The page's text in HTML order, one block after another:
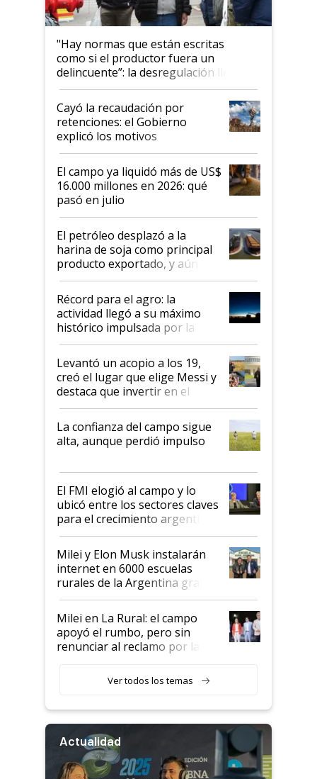
"Hay normas que están escritas
como si el productor fuera un
delincuente”: la desregulación llegó
al Congreso Aapresid y hasta se
habló del financiamiento al IPCVA
Cayó la recaudación por
retenciones: el Gobierno
explicó los motivos
El campo ya liquidó más de US$
16.000 millones en 2026: qué
pasó en julio
El petróleo desplazó a la
harina de soja como principal
producto exportado, y aún así
el agro aportó casi seis de cada
diez dólares y sostuvo el
liderazgo en un semestre
récord
Récord para el agro: la
actividad llegó a su máximo
histórico impulsada por la
cosecha y las exportaciones
Levantó un acopio a los 19,
creó el lugar que elige Messi y
destaca que invertir en el
kirchnerismo era como "darle
plata a un hijo para droga":
Juan Félix Rossetti, el libertario
que de una dura crisis salió
de Milei
La confianza del campo sigue
alta, aunque perdió impulso
El FMI elogió al campo y lo
ubicó entre los sectores claves
para el crecimiento argentino
Milei y Elon Musk instalarán
internet en 6000 escuelas
rurales de la Argentina gracias
a un acuerdo con Starlink
Milei en La Rural: el campo
apoyó el rumbo, pero sin
renunciar al reclamo por las
Ver todos los temas
Actualidad